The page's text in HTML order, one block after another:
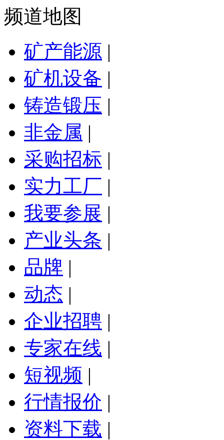
频道地图
矿产能源 |
矿机设备 |
铸造锻压 |
非金属 |
采购招标 |
实力工厂 |
我要参展 |
产业头条 |
品牌 |
动态 |
企业招聘 |
专家在线 |
短视频 |
行情报价 |
资料下载 |